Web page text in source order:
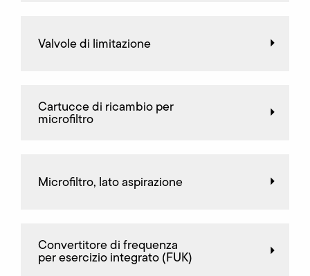
Valvole di limitazione
Cartucce di ricambio per
microfiltro
Microfiltro, lato aspirazione
Convertitore di frequenza
per esercizio integrato (FUK)